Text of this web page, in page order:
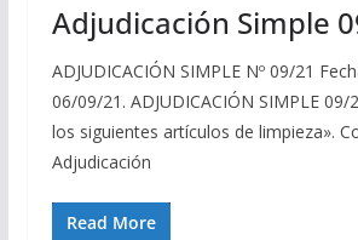
Adjudicación Simple
ADJUDICACIÓN SIMPLE Nº 09/21
06/09/21. ADJUDICACIÓN SIMPLE 09/
los siguientes artículos de limpieza».
Adjudicación
Read More